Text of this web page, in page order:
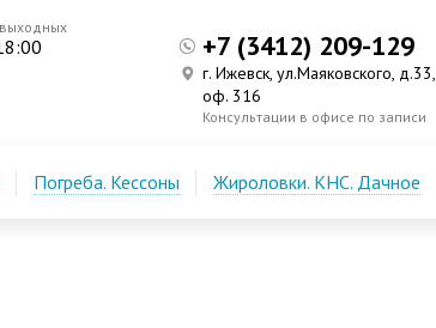
+7 (3412) 209-129
г. Ижевск, ул.Маяковского, д.33,
оф. 316
Консультации в офисе по записи
Погреба. Кессоны Жироловки. КНС. Дачное